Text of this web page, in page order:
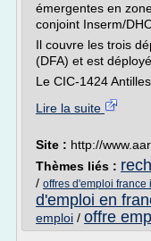
émergentes en
conjoint Inserm/
Il couvre les trois
(DFA) et est
Le CIC-1424 Antilles
Lire la suite
Site : http://
Thèmes liés :
/ offres d'emploi france
d'emploi en
emploi / offre